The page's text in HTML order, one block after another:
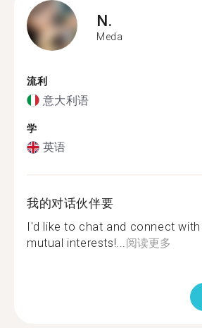
N.
Meda
流利
意大利语
学
英语
我的对话伙伴要
I'd like to chat and connect
mutual interests!...阅读更多